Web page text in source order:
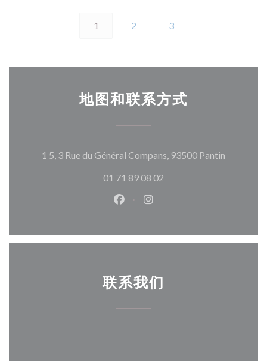
1 2 3
地图和联系方式
1 5, 3 Rue du Général Compans, 93500 Pantin
01 71 89 08 02
Facebook ((在新窗口中打开))
Instagram ((在新窗口中
联系我们